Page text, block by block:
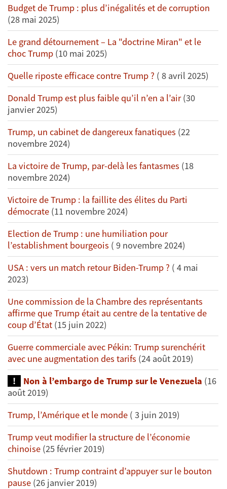
Budget de Trump : plus d’inégalités et de corruption
(28 mai 2025)
Le grand détournement – La "doctrine Miran" et le
choc Trump (10 mai 2025)
Quelle riposte efficace contre Trump ? ( 8 avril 2025)
Donald Trump est plus faible qu’il n’en a l’air(30
janvier 2025)
Trump, un cabinet de dangereux fanatiques (22
novembre 2024)
La victoire de Trump, par-delà les fantasmes (18
novembre 2024)
Victoire de Trump : la faillite des élites du Parti
démocrate (11 novembre 2024)
Election de Trump : une humiliation pour
l’establishment bourgeois ( 9 novembre 2024)
USA : vers un match retour Biden-Trump ? ( 4 mai
2023)
Une commission de la Chambre des représentants
affirme que Trump était au centre de la tentative de
coup d’État (15 juin 2022)
Guerre commerciale avec Pékin: Trump surenchérit
avec une augmentation des tarifs (24 août 2019)
Non à l’embargo de Trump sur le Venezuela (16
août 2019)
Trump, l’Amérique et le monde ( 3 juin 2019)
Trump veut modifier la structure de l’économie
chinoise (25 février 2019)
Shutdown : Trump contraint d’appuyer sur le bouton
pause (26 janvier 2019)